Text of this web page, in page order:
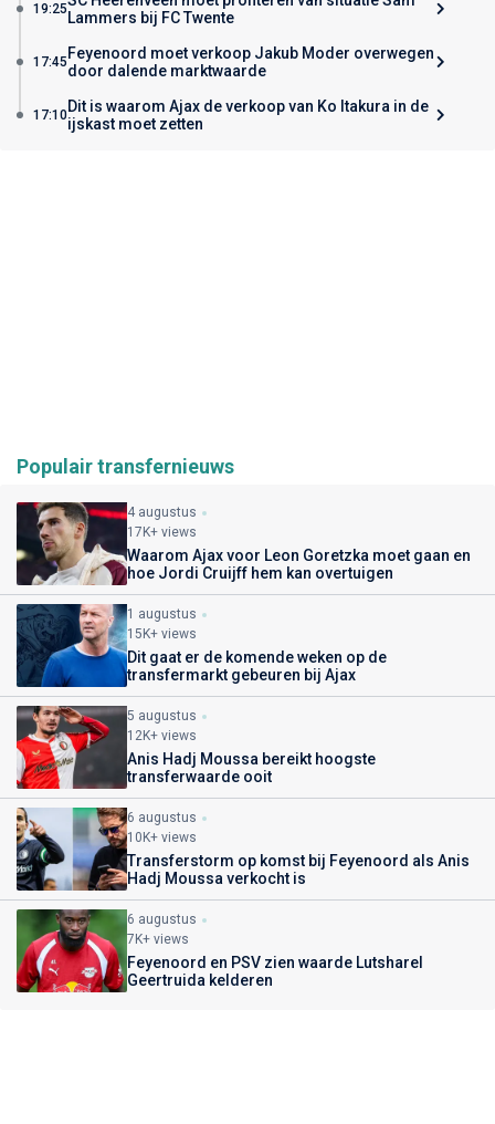
19:25 Lammers bij FC Twente
17:45 Feyenoord moet verkoop Jakub Moder overwegen
door dalende marktwaarde
17:10Dit is waarom Ajax de verkoop van Ko Itakura in de
ijskast moet zetten
Populair transfernieuws
4 augustus
17K+ views
Waarom Ajax voor Leon Goretzka moet gaan en
hoe Jordi Cruijff hem kan overtuigen
1 augustus
15K+ views
Dit gaat er de komende weken op de
transfermarkt gebeuren bij Ajax
5 augustus
12K+ views
Anis Hadj Moussa bereikt hoogste
transferwaarde ooit
6 augustus
10K+ views
Transferstorm op komst bij Feyenoord als Anis
Hadj Moussa verkocht is
6 augustus
7K+ views
Feyenoord en PSV zien waarde Lutsharel
Geertruida kelderen